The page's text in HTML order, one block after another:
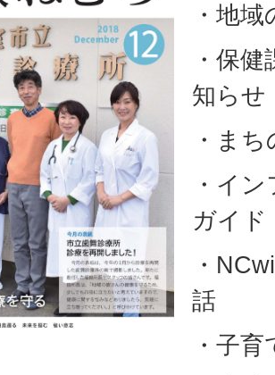
・地
・保
知らせ
・ま
・イ
ガイド
・
話
・子